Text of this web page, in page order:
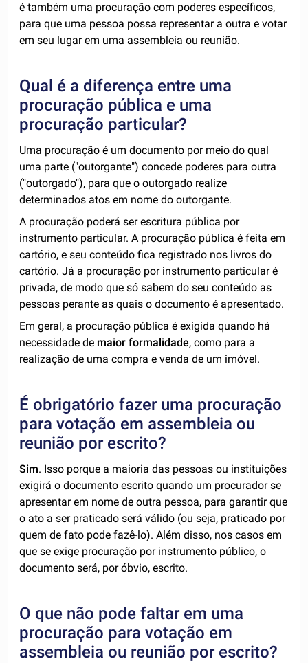
é também uma procuração com poderes específicos,
para que uma pessoa possa representar a outra e votar
em seu lugar em uma assembleia ou reunião.
Qual é a diferença entre uma
procuração pública e uma
procuração particular?
Uma procuração é um documento por meio do qual
uma parte ("outorgante") concede poderes para outra
("outorgado"), para que o outorgado realize
determinados atos em nome do outorgante.
A procuração poderá ser escritura pública por
instrumento particular. A procuração pública é feita em
cartório, e seu conteúdo fica registrado nos livros do
cartório. Já a procuração por instrumento particularé
privada, de modo que só sabem do seu conteúdo as
pessoas perante as quais o documento é apresentado.
Em geral, a procuração pública é exigida quando há
necessidade de maior formalidade, como para a
realização de uma compra e venda de um imóvel.
É obrigatório fazer uma procuração
para votação em assembleia ou
reunião por escrito?
Sim. Isso porque a maioria das pessoas ou instituições
exigirá o documento escrito quando um procurador se
apresentar em nome de outra pessoa, para garantir que
o ato a ser praticado será válido (ou seja, praticado por
quem de fato pode fazê-lo). Além disso, nos casos em
que se exige procuração por instrumento público, o
documento será, por óbvio, escrito.
O que não pode faltar em uma
procuração para votação em
assembleia ou reunião por escrito?